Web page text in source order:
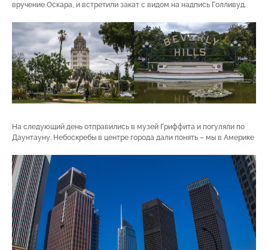
вручение Оскара, и встретили закат с видом на надпись Голливуд.
На следующий день отправились в музей Гриффита и погуляли по
Даунтауну. Небоскребы в центре города дали понять – мы в Америке